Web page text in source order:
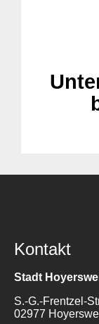
Kontakt
Stadt
S.-G.-Frentzel-
02977